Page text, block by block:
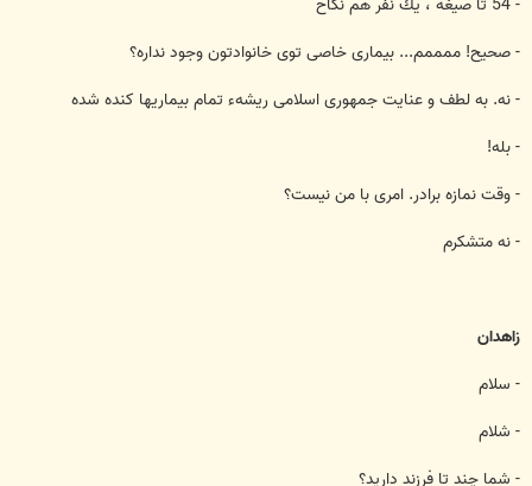
- صحيح! ممممم... بيماری خاصی توی خانوادتون وجود نداره؟
- نه. به لطف و عنايت جمهوری اسلامی ريشهء تمام بيماريها كنده شده
- بله!
- وقت نمازه برادر. امری با من نيست؟
- نه متشكرم
زاهدان
- سلام
- شلام
- شما چند تا فرزند داريد؟